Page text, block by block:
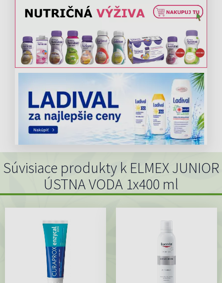
Súvisiace produkty k ELMEX JUNIOR
ÚSTNA VODA 1x400 ml